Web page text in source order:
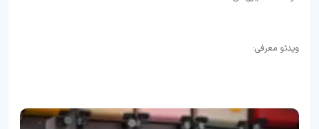
ویدئو معرفی: